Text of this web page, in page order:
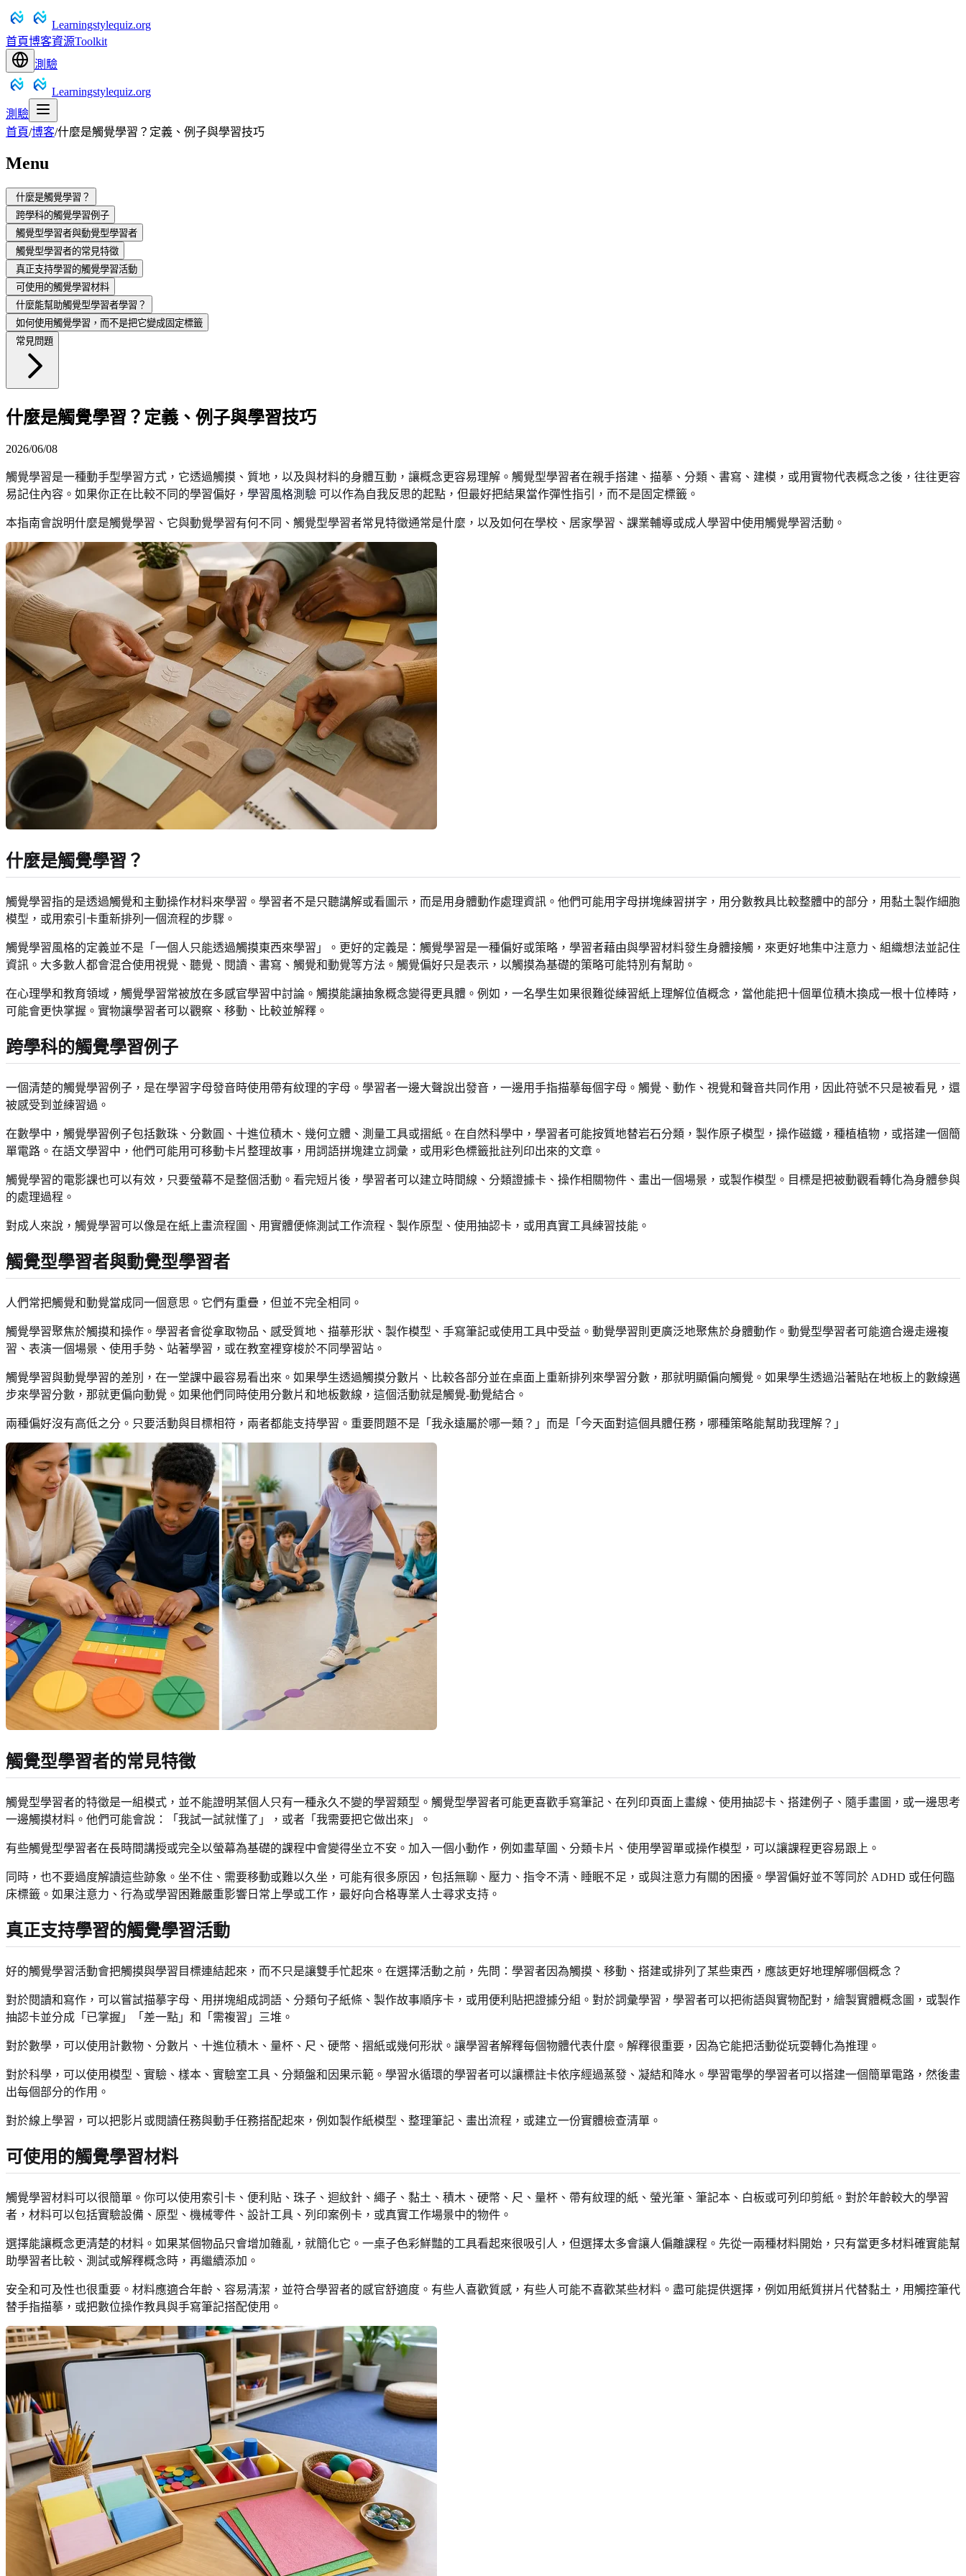
Learningstylequiz.org
首頁博客資源Toolkit
測驗
Learningstylequiz.org
測驗
首頁/博客/什麼是觸覺學習？定義、例子與學習技巧
Menu
什麼是觸覺學習？
跨學科的觸覺學習例子
觸覺型學習者與動覺型學習者
觸覺型學習者的常見特徵
真正支持學習的觸覺學習活動
可使用的觸覺學習材料
什麼能幫助觸覺型學習者學習？
如何使用觸覺學習，而不是把它變成固定標籤
常見問題
什麼是觸覺學習？定義、例子與學習技巧
2026/06/08
觸覺學習是一種動手型學習方式，它透過觸摸、質地，以及與材料的身體互動，讓概念更容易理解。觸覺型學習者在親手搭建、描摹、分類、書寫、建模，或用實物代表概念之後，往往更容
易記住內容。如果你正在比較不同的學習偏好， 學習風格測驗 可以作為自我反思的起點，但最好把結果當作彈性指引，而不是固定標籤。
本指南會說明什麼是觸覺學習、它與動覺學習有何不同、觸覺型學習者常見特徵通常是什麼，以及如何在學校、居家學習、課業輔導或成人學習中使用觸覺學習活動。
什麼是觸覺學習？
觸覺學習指的是透過觸覺和主動操作材料來學習。學習者不是只聽講解或看圖示，而是用身體動作處理資訊。他們可能用字母拼塊練習拼字，用分數教具比較整體中的部分，用黏土製作細胞
模型，或用索引卡重新排列一個流程的步驟。
觸覺學習風格的定義並不是「一個人只能透過觸摸東西來學習」。更好的定義是：觸覺學習是一種偏好或策略，學習者藉由與學習材料發生身體接觸，來更好地集中注意力、組織想法並記住
資訊。大多數人都會混合使用視覺、聽覺、閱讀、書寫、觸覺和動覺等方法。觸覺偏好只是表示，以觸摸為基礎的策略可能特別有幫助。
在心理學和教育領域，觸覺學習常被放在多感官學習中討論。觸摸能讓抽象概念變得更具體。例如，一名學生如果很難從練習紙上理解位值概念，當他能把十個單位積木換成一根十位棒時，
可能會更快掌握。實物讓學習者可以觀察、移動、比較並解釋。
跨學科的觸覺學習例子
一個清楚的觸覺學習例子，是在學習字母發音時使用帶有紋理的字母。學習者一邊大聲說出發音，一邊用手指描摹每個字母。觸覺、動作、視覺和聲音共同作用，因此符號不只是被看見，還
被感受到並練習過。
在數學中，觸覺學習例子包括數珠、分數圓、十進位積木、幾何立體、測量工具或摺紙。在自然科學中，學習者可能按質地替岩石分類，製作原子模型，操作磁鐵，種植植物，或搭建一個簡
單電路。在語文學習中，他們可能用可移動卡片整理故事，用詞語拼塊建立詞彙，或用彩色標籤批註列印出來的文章。
觸覺學習的電影課也可以有效，只要螢幕不是整個活動。看完短片後，學習者可以建立時間線、分類證據卡、操作相關物件、畫出一個場景，或製作模型。目標是把被動觀看轉化為身體參與
的處理過程。
對成人來說，觸覺學習可以像是在紙上畫流程圖、用實體便條測試工作流程、製作原型、使用抽認卡，或用真實工具練習技能。
觸覺型學習者與動覺型學習者
人們常把觸覺和動覺當成同一個意思。它們有重疊，但並不完全相同。
觸覺學習聚焦於觸摸和操作。學習者會從拿取物品、感受質地、描摹形狀、製作模型、手寫筆記或使用工具中受益。動覺學習則更廣泛地聚焦於身體動作。動覺型學習者可能適合邊走邊複
習、表演一個場景、使用手勢、站著學習，或在教室裡穿梭於不同學習站。
觸覺學習與動覺學習的差別，在一堂課中最容易看出來。如果學生透過觸摸分數片、比較各部分並在桌面上重新排列來學習分數，那就明顯偏向觸覺。如果學生透過沿著貼在地板上的數線邁
步來學習分數，那就更偏向動覺。如果他們同時使用分數片和地板數線，這個活動就是觸覺-動覺結合。
兩種偏好沒有高低之分。只要活動與目標相符，兩者都能支持學習。重要問題不是「我永遠屬於哪一類？」而是「今天面對這個具體任務，哪種策略能幫助我理解？」
觸覺型學習者的常見特徵
觸覺型學習者的特徵是一組模式，並不能證明某個人只有一種永久不變的學習類型。觸覺型學習者可能更喜歡手寫筆記、在列印頁面上畫線、使用抽認卡、搭建例子、隨手畫圖，或一邊思考
一邊觸摸材料。他們可能會說：「我試一試就懂了」，或者「我需要把它做出來」。
有些觸覺型學習者在長時間講授或完全以螢幕為基礎的課程中會變得坐立不安。加入一個小動作，例如畫草圖、分類卡片、使用學習單或操作模型，可以讓課程更容易跟上。
同時，也不要過度解讀這些跡象。坐不住、需要移動或難以久坐，可能有很多原因，包括無聊、壓力、指令不清、睡眠不足，或與注意力有關的困擾。學習偏好並不等同於 ADHD 或任何臨
床標籤。如果注意力、行為或學習困難嚴重影響日常上學或工作，最好向合格專業人士尋求支持。
真正支持學習的觸覺學習活動
好的觸覺學習活動會把觸摸與學習目標連結起來，而不只是讓雙手忙起來。在選擇活動之前，先問：學習者因為觸摸、移動、搭建或排列了某些東西，應該更好地理解哪個概念？
對於閱讀和寫作，可以嘗試描摹字母、用拼塊組成詞語、分類句子紙條、製作故事順序卡，或用便利貼把證據分組。對於詞彙學習，學習者可以把術語與實物配對，繪製實體概念圖，或製作
抽認卡並分成「已掌握」「差一點」和「需複習」三堆。
對於數學，可以使用計數物、分數片、十進位積木、量杯、尺、硬幣、摺紙或幾何形狀。讓學習者解釋每個物體代表什麼。解釋很重要，因為它能把活動從玩耍轉化為推理。
對於科學，可以使用模型、實驗、樣本、實驗室工具、分類盤和因果示範。學習水循環的學習者可以讓標註卡依序經過蒸發、凝結和降水。學習電學的學習者可以搭建一個簡單電路，然後畫
出每個部分的作用。
對於線上學習，可以把影片或閱讀任務與動手任務搭配起來，例如製作紙模型、整理筆記、畫出流程，或建立一份實體檢查清單。
可使用的觸覺學習材料
觸覺學習材料可以很簡單。你可以使用索引卡、便利貼、珠子、迴紋針、繩子、黏土、積木、硬幣、尺、量杯、帶有紋理的紙、螢光筆、筆記本、白板或可列印剪紙。對於年齡較大的學習
者，材料可以包括實驗設備、原型、機械零件、設計工具、列印案例卡，或真實工作場景中的物件。
選擇能讓概念更清楚的材料。如果某個物品只會增加雜亂，就簡化它。一桌子色彩鮮豔的工具看起來很吸引人，但選擇太多會讓人偏離課程。先從一兩種材料開始，只有當更多材料確實能幫
助學習者比較、測試或解釋概念時，再繼續添加。
安全和可及性也很重要。材料應適合年齡、容易清潔，並符合學習者的感官舒適度。有些人喜歡質感，有些人可能不喜歡某些材料。盡可能提供選擇，例如用紙質拼片代替黏土，用觸控筆代
替手指描摹，或把數位操作教具與手寫筆記搭配使用。